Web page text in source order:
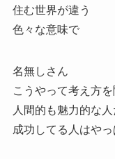
住む世界が違う
色々な意味で
名無しさん
こうやって考え方
人間的も魅力的な人
成功してる人はやっ